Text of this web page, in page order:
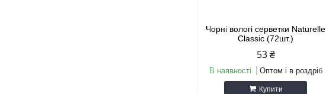
Чорні вологі серветки Naturelle
Classic (72шт.)
53 ₴
В наявності Оптом і в роздріб
Купити